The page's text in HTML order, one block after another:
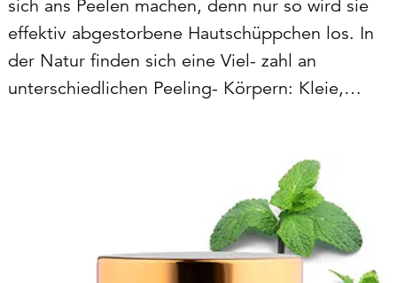
sich ans Peelen machen, denn nur so wird sie
effektiv abgestorbene Hautschüppchen los. In
der Natur finden sich eine Viel- zahl an
unterschiedlichen Peeling- Körpern: Kleie,